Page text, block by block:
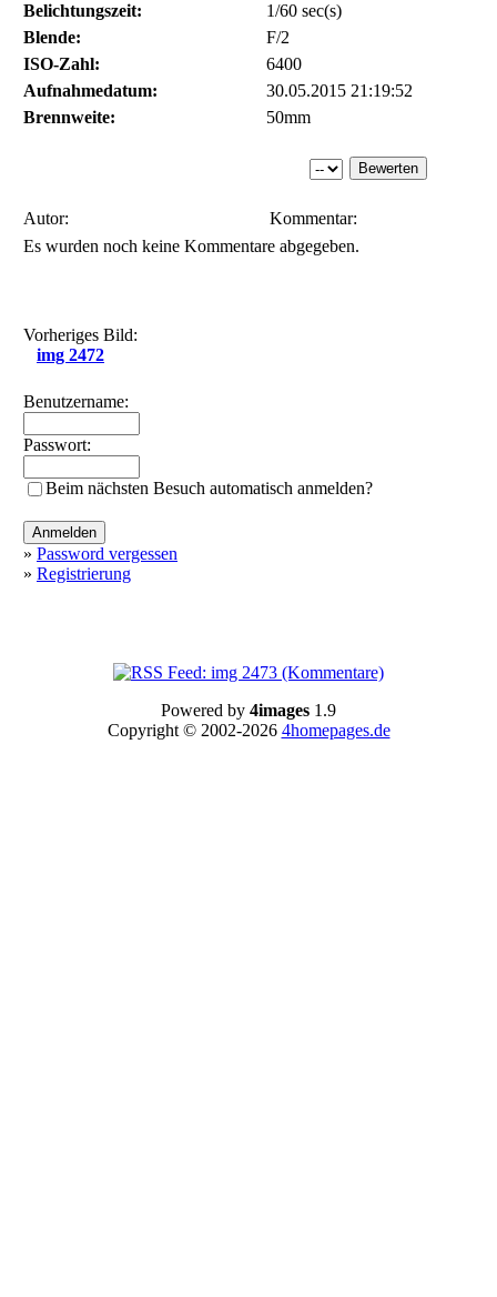
Belichtungszeit:
1/60 sec(s)
Blende:
F/2
ISO-Zahl:
6400
Aufnahmedatum:
30.05.2015 21:19:52
Brennweite:
50mm
Autor:
Kommentar:
Es wurden noch keine Kommentare abgegeben.
Vorheriges Bild:
img 2472
Benutzername:
Passwort:
Beim nächsten Besuch automatisch anmelden?
» Password vergessen
» Registrierung
Powered by 4images 1.9
Copyright © 2002-2026 4homepages.de